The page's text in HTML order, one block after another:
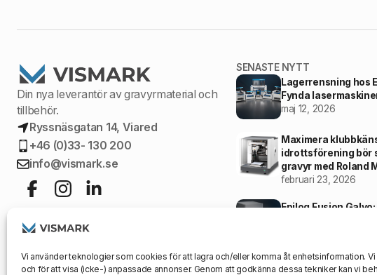
Vi använder teknologier som cookies för att lagra och/eller komma åt enhetsinformation.
och för att visa (icke-) anpassade annonser. Genom att godkänna dessa tekniker kan vi
Din nya leverantör av gravyrmaterial och
tillbehör.
Ryssnäsgatan 14, Viared
+46 (0)33- 130 200
info@vismark.se
SENASTE NYTT
Lagerrensning hos
Fynda
maj 12, 2026
Maximera
idrottsförening bör
gravyr med Roland
februari 23, 2026
Epilog Fusion